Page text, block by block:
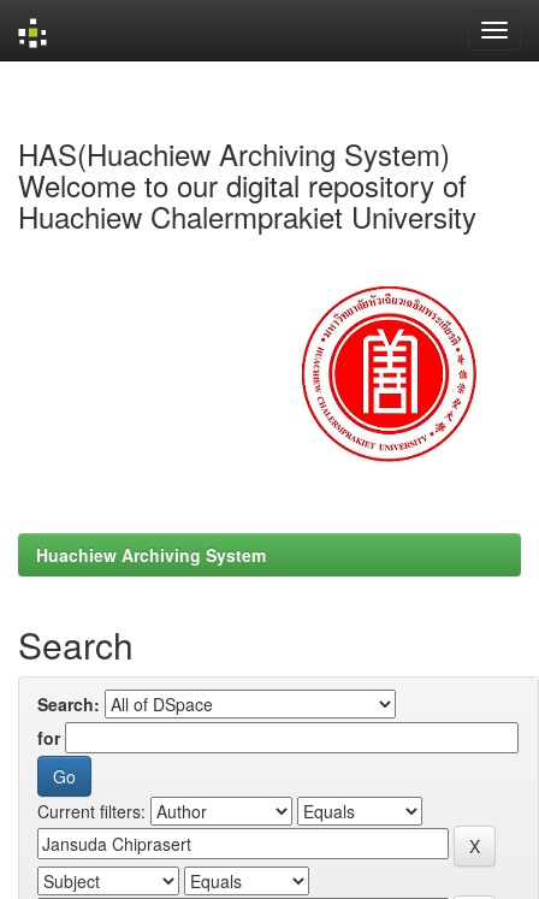
HAS(Huachiew Archiving System)
Welcome to our digital repository of
Huachiew Chalermprakiet University
Huachiew Archiving System
Search
Search:
for
Current filters: